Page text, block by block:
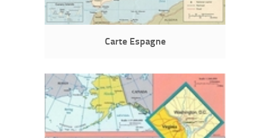
Carte Espagne